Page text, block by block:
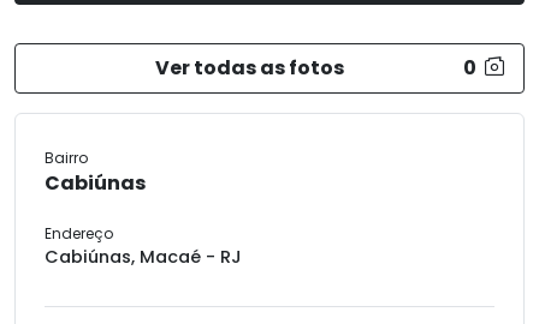
Previous
Next
Ver todas as fotos
0
Bairro
Cabiúnas
Endereço
Cabiúnas, Macaé - RJ